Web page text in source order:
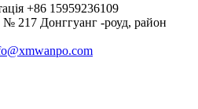
+86 15959236109
№ 217 Донггуанг -роуд, район